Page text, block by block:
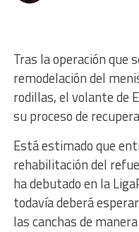
Tras la operación que
remodelación del
rodillas, el volante de
su proceso de
Está estimado que
rehabilitación del
ha debutado en la
todavía deberá
las canchas de